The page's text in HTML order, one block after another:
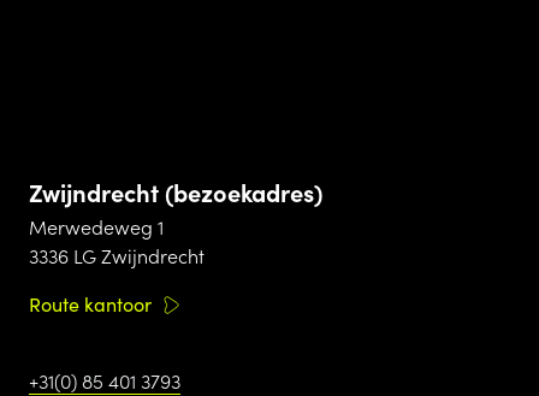
Zwijndrecht (bezoekadres)
Merwedeweg 1
3336 LG Zwijndrecht
Route kantoor
+31(0) 85 401 3793